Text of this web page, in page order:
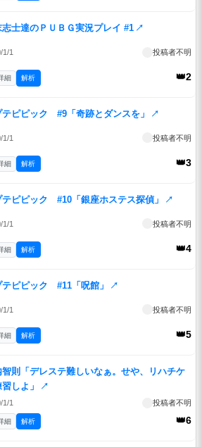
志士達のＰＵＢＧ実況プレイ #1 ↗
1/1 投稿者不明
👑2
細 解析
テピピック #9「奇跡とダンスを」 ↗
1/1 投稿者不明
👑3
細 解析
テピピック #10「銀座ホステス探偵」 ↗
1/1 投稿者不明
👑4
細 解析
テピピック #11「呪館」 ↗
1/1 投稿者不明
👑5
細 解析
智則「デレステ難しいなぁ。せや、リハチケ
しよ」
↗
1/1 投稿者不明
👑6
細 解析